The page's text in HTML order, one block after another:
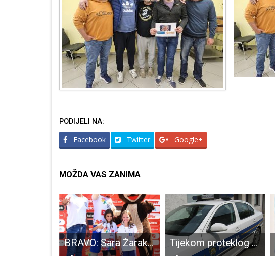
PODIJELI NA:
Facebook Twitter Google+
MOŽDA VAS ZANIMA
BRAVO: Sara Žarak iz Gospića pobjednica Državne završnice Sportskih igara mladih Tijekom proteklog vikenda evidentirano 108 prekršaja Zakona o sigurnosti prometa na cestama